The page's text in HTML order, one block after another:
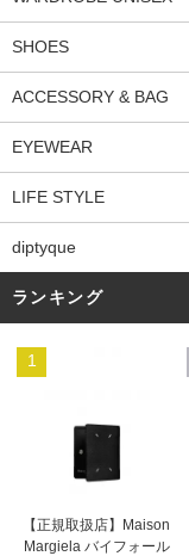
SHOES
ACCESSORY & BAG
EYEWEAR
LIFE STYLE
diptyque
ランキング
1
【正規取扱店】Maison
Margiela バイフォール